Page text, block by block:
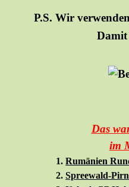
P.S. Wir
Das
im
Rumänien
Spreewald-